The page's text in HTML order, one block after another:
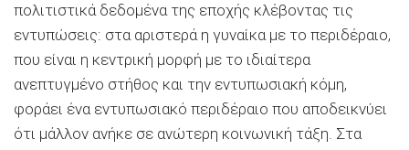
πολιτιστικά δεδομένα της εποχής κλέβοντας τις
εντυπώσεις: στα αριστερά η γυναίκα με το περιδέραιο,
που είναι η κεντρική μορφή με το ιδιαίτερα
ανεπτυγμένο στήθος και την εντυπωσιακή κόμη,
φοράει ένα εντυπωσιακό περιδέραιο που αποδεικνύει
ότι μάλλον ανήκε σε ανώτερη κοινωνική τάξη. Στα